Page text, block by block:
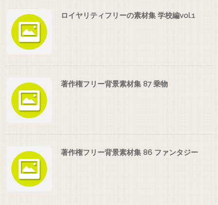
ロイヤリティフリーの素材集 学校編vol.1
著作権フリー背景素材集 87 乗物
著作権フリー背景素材集 86 ファンタジー